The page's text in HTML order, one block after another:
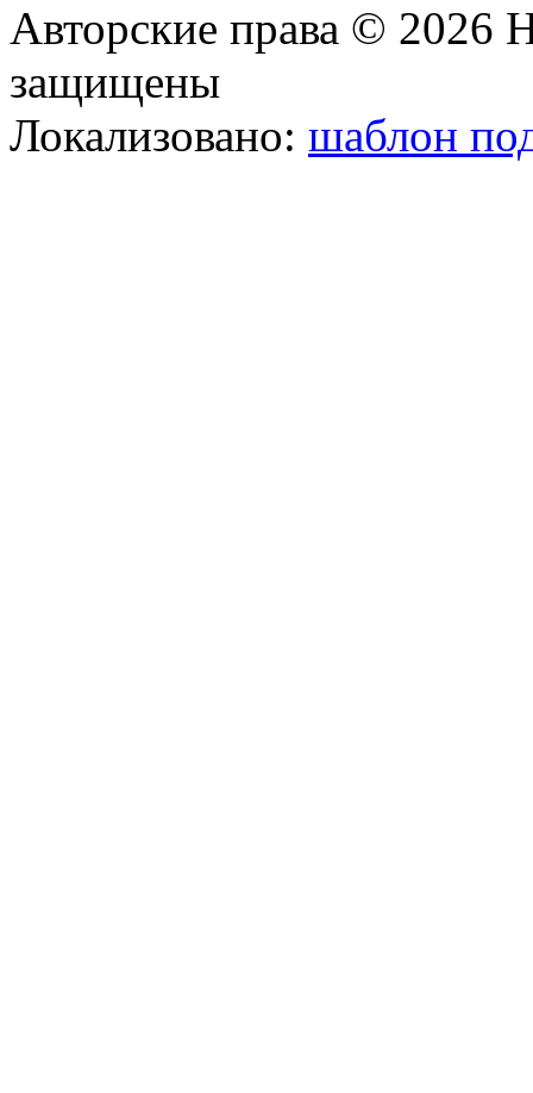
Авторские права © 2026
защищены
Локализовано: шаблон